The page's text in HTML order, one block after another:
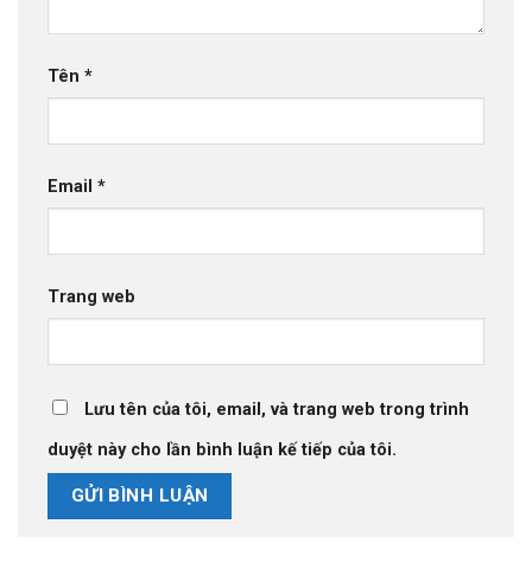
Tên *
Email *
Trang web
Lưu tên của tôi, email, và trang web trong trình
duyệt này cho lần bình luận kế tiếp của tôi.